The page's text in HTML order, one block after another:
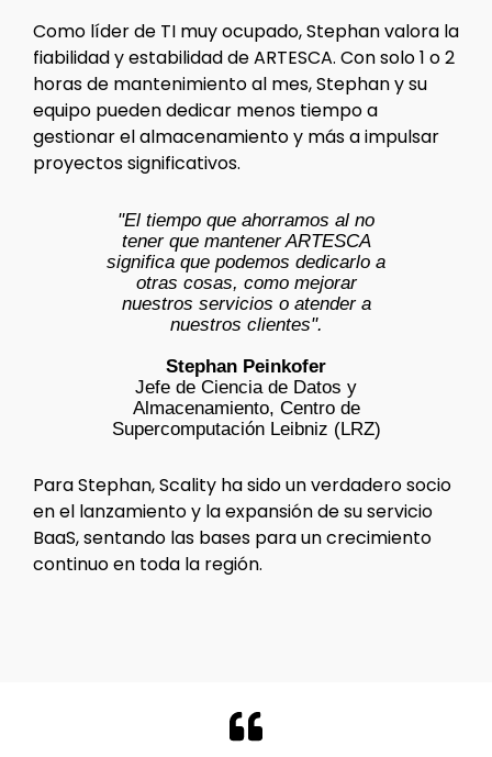
Como líder de TI muy ocupado, Stephan valora la
fiabilidad y estabilidad de ARTESCA. Con solo 1 o 2
horas de mantenimiento al mes, Stephan y su
equipo pueden dedicar menos tiempo a
gestionar el almacenamiento y más a impulsar
proyectos significativos.
"El tiempo que ahorramos al no
tener que mantener ARTESCA
significa que podemos dedicarlo a
otras cosas, como mejorar
nuestros servicios o atender a
nuestros clientes".
Stephan Peinkofer
Jefe de Ciencia de Datos y
Almacenamiento, Centro de
Supercomputación Leibniz (LRZ)
Para Stephan, Scality ha sido un verdadero socio
en el lanzamiento y la expansión de su servicio
BaaS, sentando las bases para un crecimiento
continuo en toda la región.